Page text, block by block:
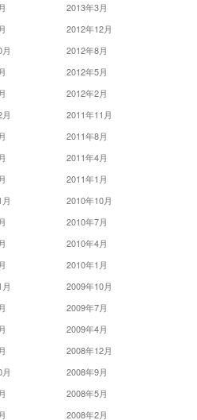
2013年3月
2012年12月
2012年8月
2012年5月
2012年2月
2011年11月
2011年8月
2011年4月
2011年1月
2010年10月
2010年7月
2010年4月
2010年1月
2009年10月
2009年7月
2009年4月
2008年12月
2008年9月
2008年5月
2008年2月